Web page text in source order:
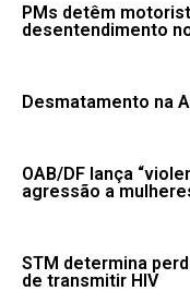
PMs detêm
desentendimento
Desmatamento na
OAB/DF lança
agressão a
STM determina
de transmitir HIV